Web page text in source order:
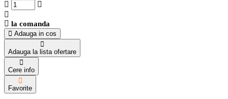
la comanda
Adauga in cos
Adauga la lista ofertare
Cere info
Favorite